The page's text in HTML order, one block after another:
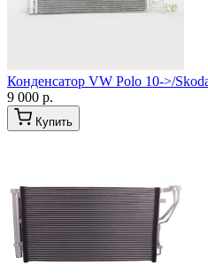
Конденсатор VW Polo 10->/
9 000 р.
Купить